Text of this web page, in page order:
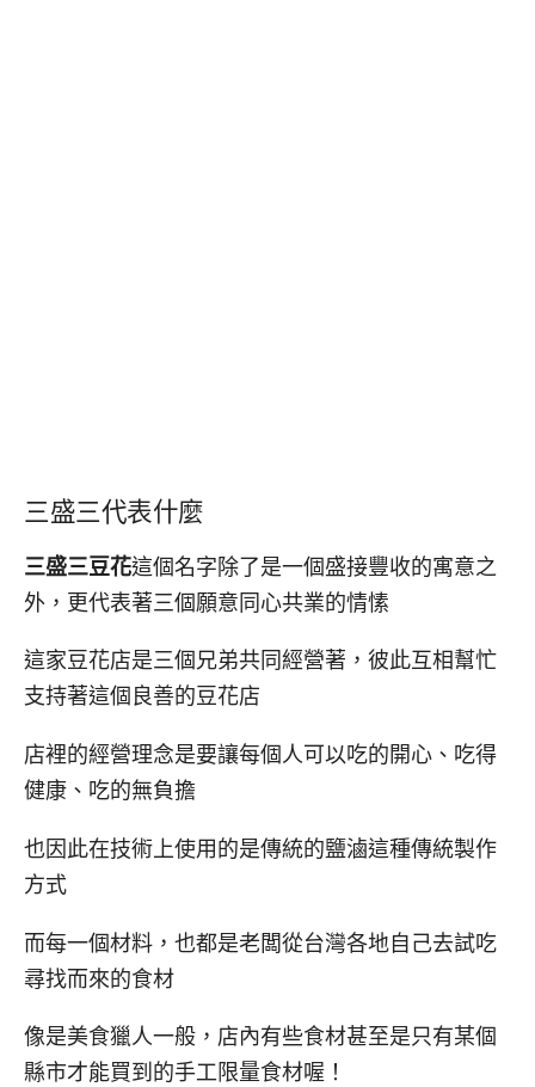
三盛三代表什麼
三盛三豆花這個名字除了是一個盛接豐收的寓意之
外，更代表著三個願意同心共業的情愫
這家豆花店是三個兄弟共同經營著，彼此互相幫忙
支持著這個良善的豆花店
店裡的經營理念是要讓每個人可以吃的開心、吃得
健康、吃的無負擔
也因此在技術上使用的是傳統的鹽滷這種傳統製作
方式
而每一個材料，也都是老闆從台灣各地自己去試吃
尋找而來的食材
像是美食獵人一般，店內有些食材甚至是只有某個
縣市才能買到的手工限量食材喔！